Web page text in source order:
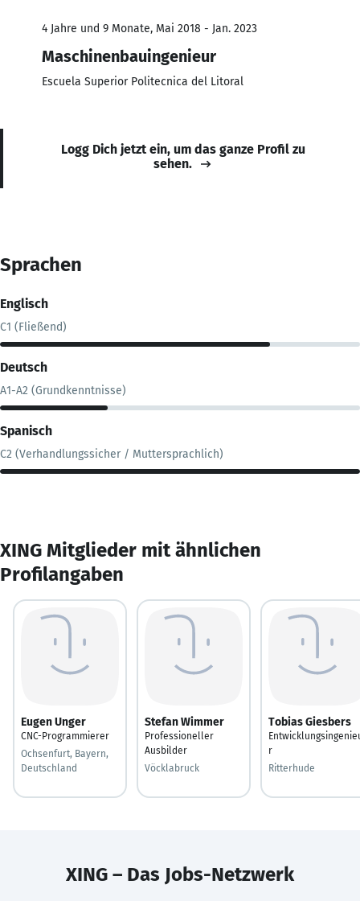
4 Jahre und 9 Monate, Mai 2018 - Jan. 2023
Maschinenbauingenieur
Escuela Superior Politecnica del Litoral
Logg Dich jetzt ein, um das ganze Profil zu
sehen.
Sprachen
Englisch
C1 (Fließend)
Deutsch
A1-A2 (Grundkenntnisse)
Spanisch
C2 (Verhandlungssicher / Muttersprachlich)
XING Mitglieder mit ähnlichen
Profilangaben
Eugen Unger
CNC-Programmierer
Ochsenfurt, Bayern,
Deutschland
Stefan Wimmer
Professioneller
Ausbilder
Vöcklabruck
Tobias Giesbers
r
Ritterhude
XING – Das Jobs-Netzwerk